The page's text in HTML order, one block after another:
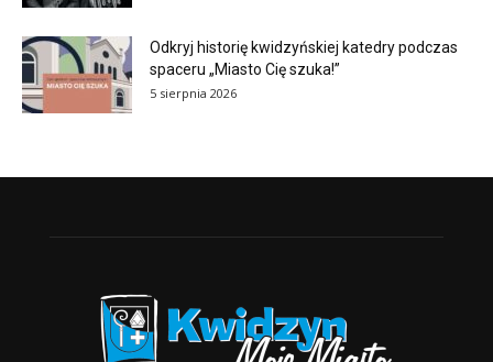
Odkryj historię kwidzyńskiej katedry podczas
spaceru „Miasto Cię szuka!”
5 sierpnia 2026